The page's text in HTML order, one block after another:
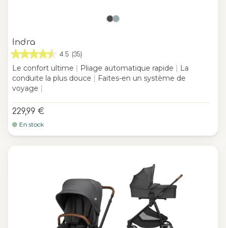
Indra
4.5 (35)
Le confort ultime | Pliage automatique rapide | La
conduite la plus douce | Faites-en un système de
voyage |
229,99 €
En stock